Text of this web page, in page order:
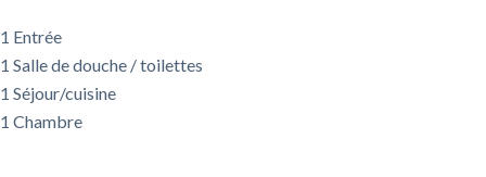
1 Entrée
1 Salle de douche / toilettes
1 Séjour/cuisine
1 Chambre